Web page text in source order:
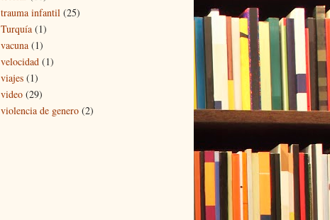
trauma infantil (25)
Turquía (1)
vacuna (1)
velocidad (1)
viajes (1)
video (29)
violencia de genero (2)